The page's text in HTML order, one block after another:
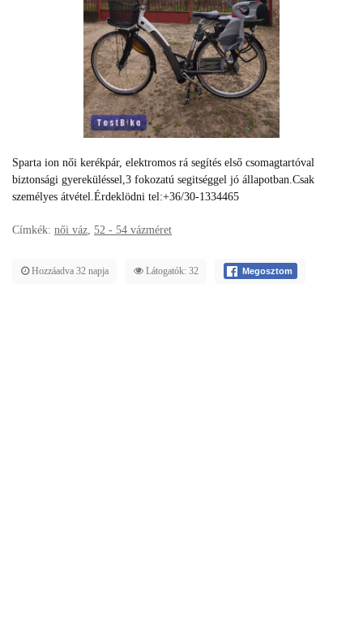
Sparta ion női kerékpár, elektromos rá segítés első csomagtartóval
biztonsági gyereküléssel,3 fokozatú segitséggel jó állapotban.Csak
személyes átvétel.Érdeklödni tel:+36/30-1334465
Címkék: női váz, 52 - 54 vázméret
Hozzáadva 32 napja Látogatók: 32 Megosztom